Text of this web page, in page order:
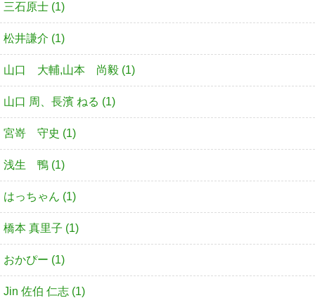
三石原士 (1)
松井謙介 (1)
山口 大輔,山本 尚毅 (1)
山口 周、長濱 ねる (1)
宮嵜 守史 (1)
浅生 鴨 (1)
はっちゃん (1)
橋本 真里子 (1)
おかぴー (1)
Jin 佐伯 仁志 (1)